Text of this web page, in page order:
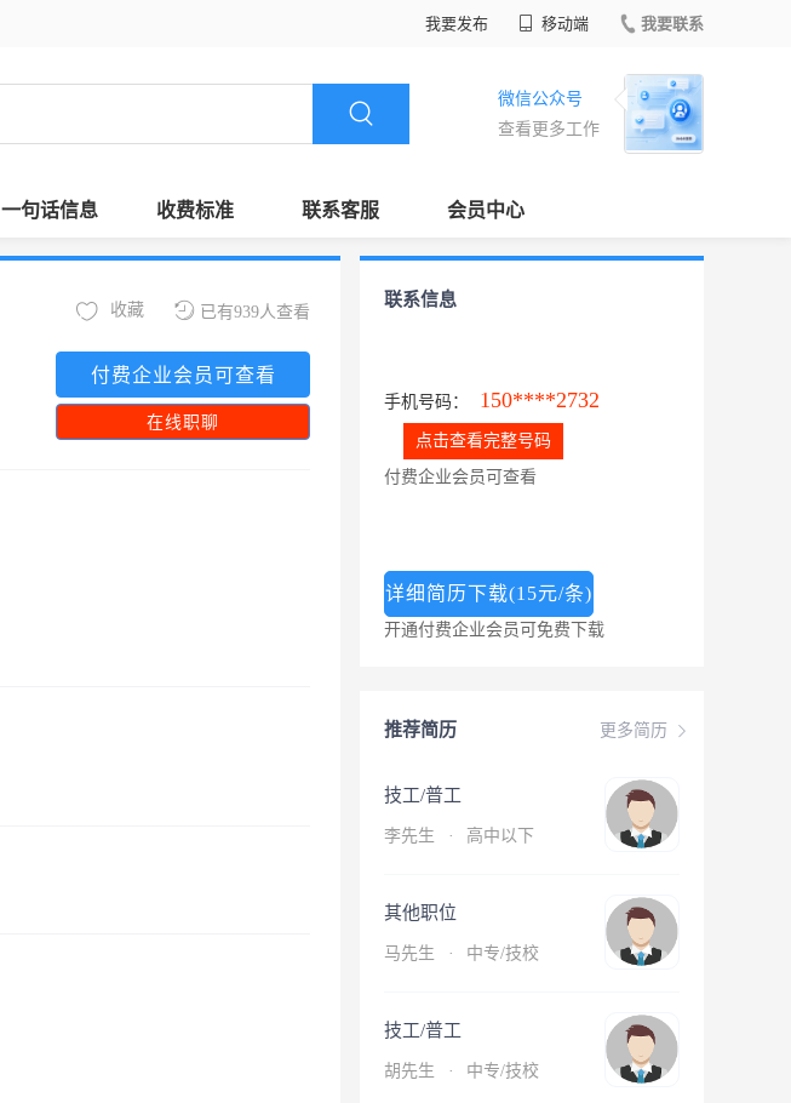
我要发布 移动端 我要联系
微信公众号
查看更多工作
一句话信息 收费标准 联系客服 会员中心
已有939人查看
收藏
付费企业会员可查看
在线职聊
联系信息
手机号码： 150****2732
点击查看完整号码
付费企业会员可查看
详细简历下载(15元/条)
开通付费企业会员可免费下载
更多简历
推荐简历
技工/普工
李先生 · 高中以下
其他职位
马先生 · 中专/技校
技工/普工
胡先生 · 中专/技校